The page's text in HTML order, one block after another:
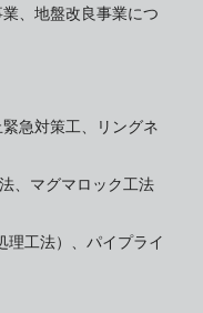
、地盤改良事業につ
急対策工、リングネ
、マグマロック工法
理工法）、パイプライ